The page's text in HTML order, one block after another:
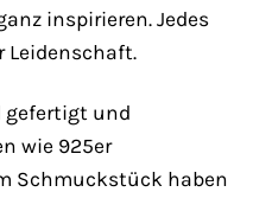
inspirieren. Jedes
Leidenschaft.
gefertigt und
wie 925er
Schmuckstück haben